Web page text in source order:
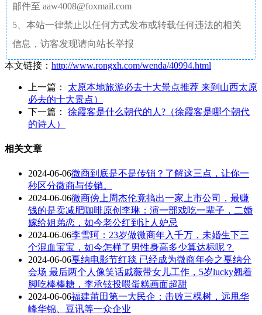
邮件至 aaw4008@foxmail.com
5、本站一律禁止以任何方式发布或转载任何违法的相关
信息，访客发现请向站长举报
本文链接： http://www.rongxh.com/wenda/40994.html
上一篇： 太原本地旅游必去十大景点推荐 来到山西太原
必去的十大景点）
下一篇： 徐霞客是什么朝代的人?（徐霞客是哪个朝代
的诗人）
相关文章
2024-06-06微商到底是不是传销？了解这三点，让你一
秒区分微商与传销。
2024-06-06微商傍上周杰伦竟搞出一家上市公司，最赚
钱的是卖减肥咖啡原创李琳：演一部戏吃一辈子，二婚
嫁给姐弟恋，如今老公红到让人妒忌
2024-06-06李雪珂：23岁做微商年入千万，未婚生下三
个混血宝宝，如今怎样了男性身高多少算达标呢？
2024-06-06戛纳电影节红毯 已经成为微商年会之戛纳分
会场 最后两个人像笑话戚薇带女儿工作，5岁lucky翘着
脚吃棒棒糖，李承铉投喂蛋糕画面超甜
2024-06-06福建莆田第一大民企：击败三棵树，远甩华
峰华锦、豆讯等一众企业